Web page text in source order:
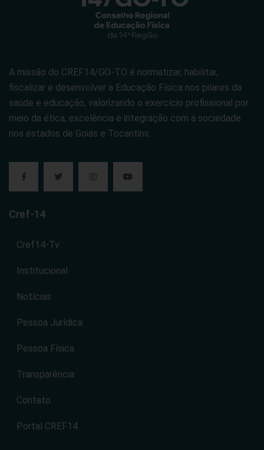
A missão do CREF14/GO-TO é normatizar, habilitar,
fiscalizar e desenvolver a Educação Física nos pilares da
saúde e educação, valorizando o exercício profissional por
meio da ética, excelência e integração com a sociedade
nos estados de Goiás e Tocantins.
Cref-14
Cref14-Tv
Institucional
Notícias
Pessoa Jurídica
Pessoa Física
Transparência
Contato
Portal CREF14